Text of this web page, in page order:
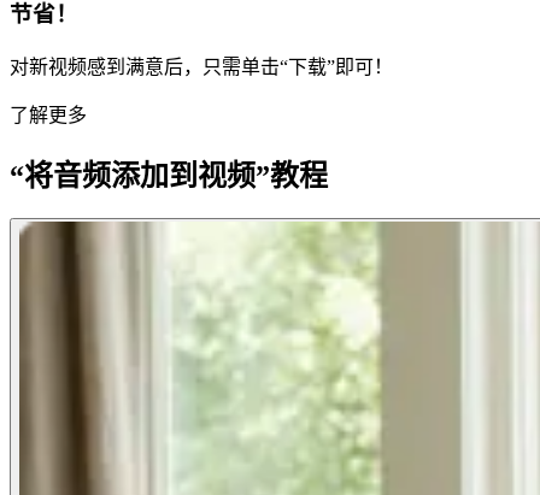
节省！
对新视频感到满意后，只需单击“下载”即可！
了解更多
“将音频添加到视频”教程